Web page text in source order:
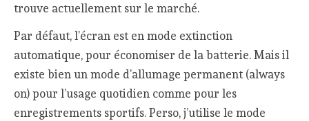
trouve actuellement sur le marché.
Par défaut, l’écran est en mode extinction
automatique, pour économiser de la batterie. Mais il
existe bien un mode d’allumage permanent (always
on) pour l’usage quotidien comme pour les
enregistrements sportifs. Perso, j’utilise le mode